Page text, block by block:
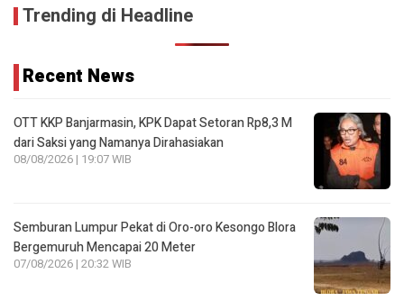
Trending di Headline
Recent News
OTT KKP Banjarmasin, KPK Dapat Setoran Rp8,3 M
dari Saksi yang Namanya Dirahasiakan
08/08/2026 | 19:07 WIB
Semburan Lumpur Pekat di Oro-oro Kesongo Blora
Bergemuruh Mencapai 20 Meter
07/08/2026 | 20:32 WIB